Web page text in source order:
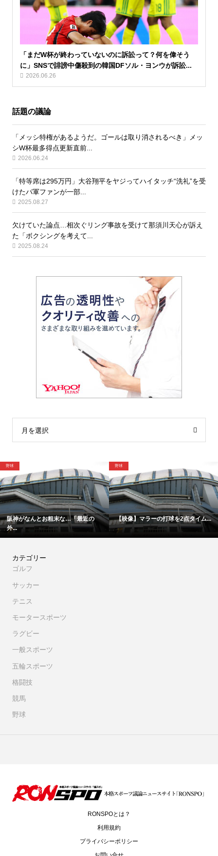
「まだW杯が終わっていないのに訴訟って？何を偉そう
に」SNSで誹謗中傷殺到の韓国DFソル・ヨンウが訴訟...
2026.06.26
話題の議論
「メッシ特権があるようだ。ゴールは取り消されるべき」メッ
シW杯最多得点更新直前...
2026.06.24
「特等席は295万円」大谷翔平をヤジってハイタッチ“洗礼”を受
けたパ軍ファンが一部...
2025.08.27
欠けていた論点…相次ぐリング事故を受けて那須川天心が訴え
た「ボクシングを考えて...
2025.08.24
月を選択
野球
阪神がなんとお粗末な…「最近の
外...
野球
【映像】マラーの打球を2点タイム...
カテゴリー
ゴルフ
サッカー
テニス
モータースポーツ
ラグビー
一般スポーツ
五輪スポーツ
格闘技
競馬
野球
RONSPOとは？
利用規約
プライバシーポリシー